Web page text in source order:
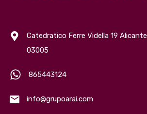
Catedratico Ferre Vidella 19 Alicante
03005
865443124
info@grupoarai.com